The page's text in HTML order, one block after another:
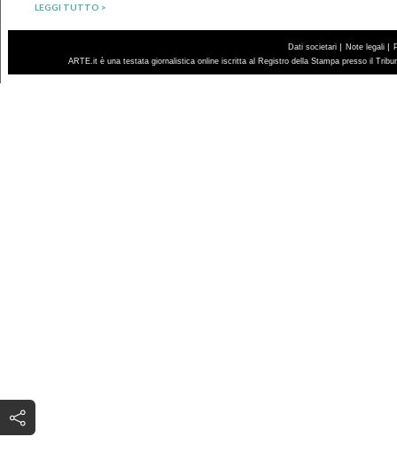
LEGGI TUTTO >
Dati societari | Note legali |
ARTE.it è una testata giornalistica online iscritta al Registro della Stampa presso il